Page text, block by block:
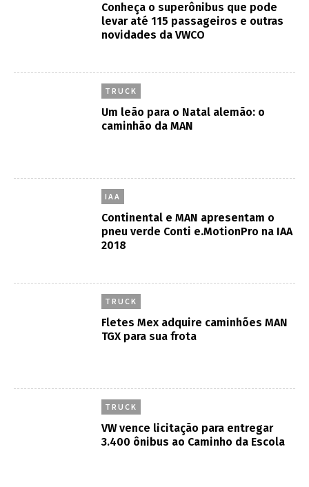
Conheça o superônibus que pode
levar até 115 passageiros e outras
novidades da VWCO
TRUCK
Um leão para o Natal alemão: o
caminhão da MAN
IAA
Continental e MAN apresentam o
pneu verde Conti e.MotionPro na IAA
2018
TRUCK
Fletes Mex adquire caminhões MAN
TGX para sua frota
TRUCK
VW vence licitação para entregar
3.400 ônibus ao Caminho da Escola